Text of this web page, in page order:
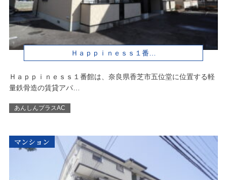
Ｈａｐｐｉｎｅｓｓ１番…
Ｈａｐｐｉｎｅｓｓ１番館は、奈良県香芝市五位堂に位置する軽
量鉄骨造の賃貸アパ…
あんしんプラスAC
マンション